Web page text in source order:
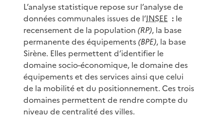
L’analyse statistique repose sur l’analyse de
données communales issues de l’INSEE : le
recensement de la population (RP), la base
permanente des équipements(BPE), la base
Sirène. Elles permettent d’identifier le
domaine socio-économique, le domaine des
équipements et des services ainsi que celui
de la mobilité et du positionnement. Ces trois
domaines permettent de rendre compte du
niveau de centralité des villes.